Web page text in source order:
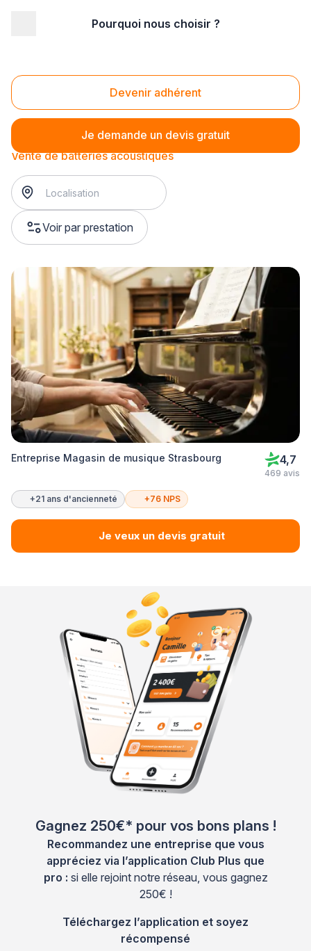
Pourquoi nous choisir ?
Devenir adhérent
Je demande un devis gratuit
Vente de batteries acoustiques
Vente de batteries acoustiques
Voir par prestation
Entreprise Magasin de musique Strasbourg 4,7
469 avis
+21 ans d'ancienneté +76 NPS
Je veux un devis gratuit
Gagnez 250€* pour vos bons plans !
Recommandez une entreprise que vous
appréciez via l’application Club Plus que
pro : si elle rejoint notre réseau, vous gagnez
250€ !
Téléchargez l’application et soyez
récompensé